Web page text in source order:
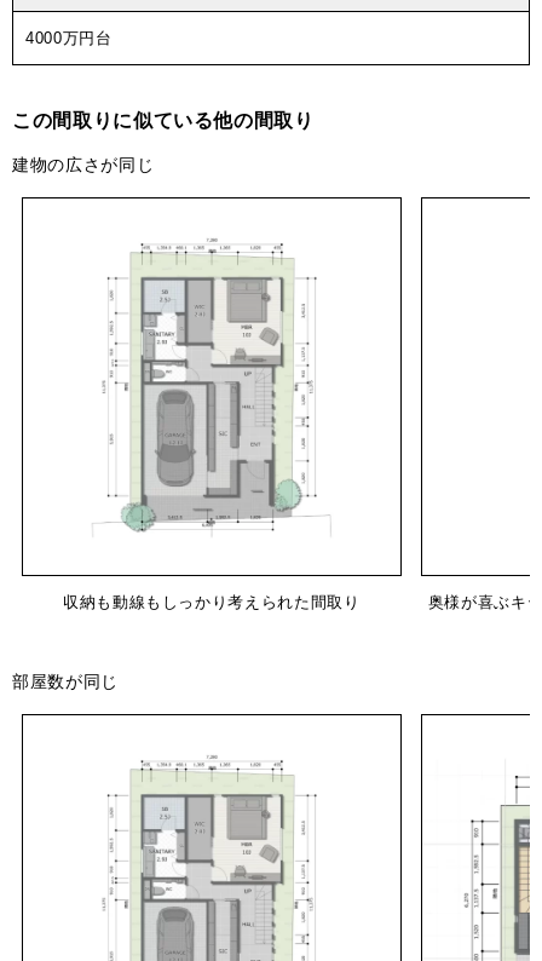
4000万円台
この間取りに似ている他の間取り
建物の広さが同じ
収納も動線もしっかり考えられた間取り 奥様が喜ぶキ
部屋数が同じ